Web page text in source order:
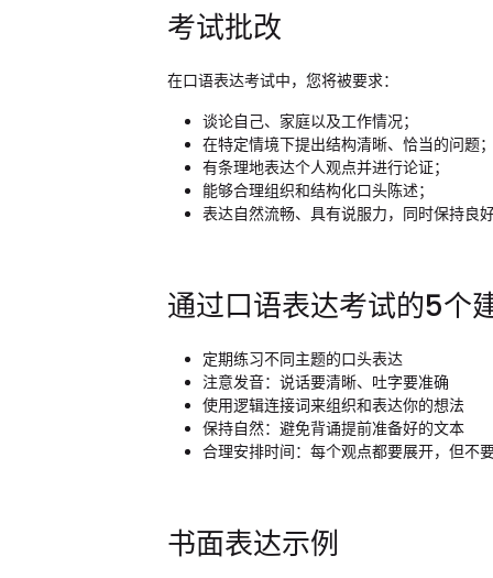
考试批改
在口语表达考试中，您将被要求：
谈论自己、家庭以及工作情况；
在特定情境下提出结构清晰、恰当的问题
有条理地表达个人观点并进行论证；
能够合理组织和结构化口头陈述；
表达自然流畅、具有说服力，同时保持良
通过口语表达考试的5个
定期练习不同主题的口头表达
注意发音：说话要清晰、吐字要准确
使用逻辑连接词来组织和表达你的想法
保持自然：避免背诵提前准备好的文本
合理安排时间：每个观点都要展开，但不
书面表达示例